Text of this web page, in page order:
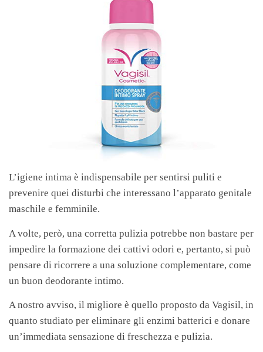
L’igiene intima è indispensabile per sentirsi puliti e
prevenire quei disturbi che interessano l’apparato genitale
maschile e femminile.
A volte, però, una corretta pulizia potrebbe non bastare per
impedire la formazione dei cattivi odori e, pertanto, si può
pensare di ricorrere a una soluzione complementare, come
un buon deodorante intimo.
A nostro avviso, il migliore è quello proposto da Vagisil, in
quanto studiato per eliminare gli enzimi batterici e donare
un’immediata sensazione di freschezza e pulizia.